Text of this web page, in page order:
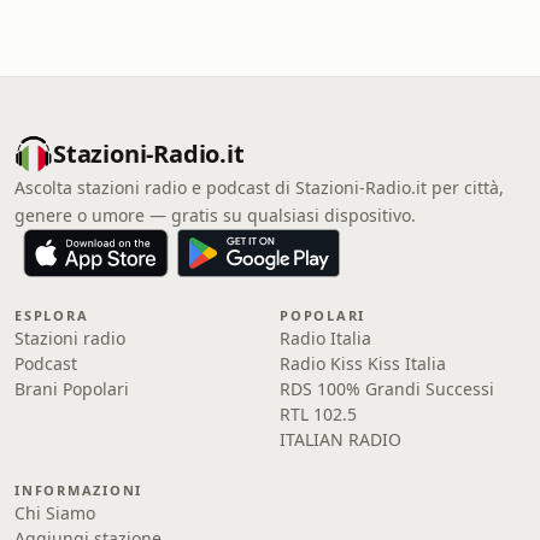
Stazioni-Radio.it
Ascolta stazioni radio e podcast di Stazioni-Radio.it per città,
genere o umore — gratis su qualsiasi dispositivo.
ESPLORA
Stazioni radio
Podcast
Brani Popolari
POPOLARI
Radio Italia
Radio Kiss Kiss Italia
RDS 100% Grandi Successi
RTL 102.5
ITALIAN RADIO
INFORMAZIONI
Chi Siamo